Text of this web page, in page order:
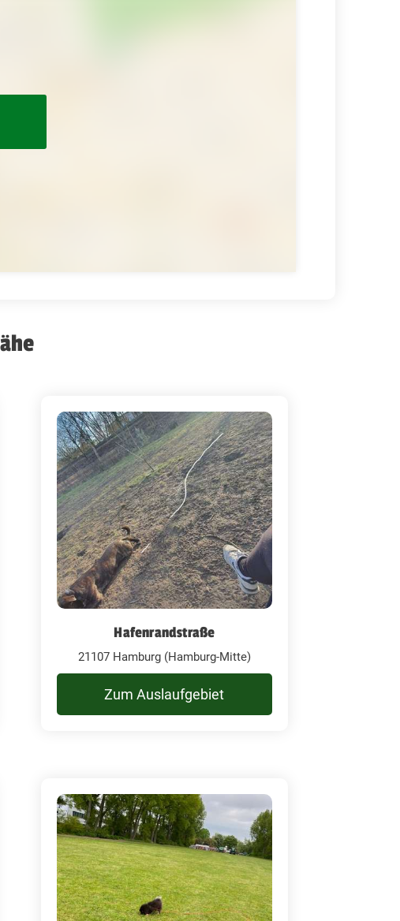
Hafenrandstraße
21107 Hamburg (Hamburg-Mitte)
Zum Auslaufgebiet